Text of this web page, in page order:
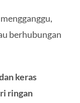
berhubungan
keras
ringan